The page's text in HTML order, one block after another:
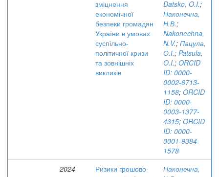
зміцнення
економічної
безпеки громадян
України в умовах
суспільно-
політичної кризи
та зовнішніх
викликів
Datsko, O.I.;
Наконечна,
Н.В.;
Nakonechna,
N.V.; Пацула,
О.І.; Patsula,
O.I.; ORCID
ID: 0000-
0002-6713-
1158; ORCID
ID: 0000-
0003-1377-
4315; ORCID
ID: 0000-
0001-9384-
1578
2024
Ризики грошово-
Наконечна,